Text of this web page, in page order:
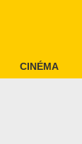
CINÉMA